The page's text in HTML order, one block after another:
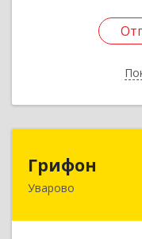
Грифон
Уварово
393461,